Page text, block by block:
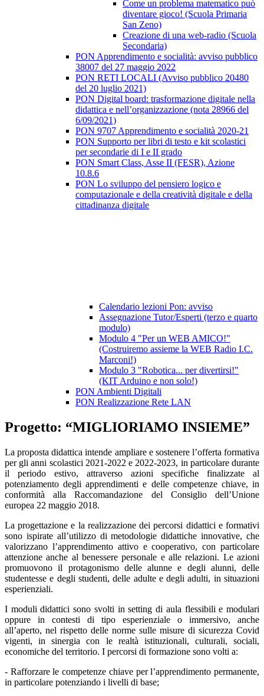
Come un problema matematico può
diventare gioco! (Scuola Primaria
San Zeno)
Creazione di una web-radio (Scuola
Secondaria)
PON Apprendimento e socialità: avviso pubblico
38007 del 27 maggio 2022
PON RETI LOCALI (Avviso pubblico 20480
del 20 luglio 2021)
PON Digital board: trasformazione digitale nella
didattica e nell’organizzazione (nota 28966 del
6/09/2021)
PON 9707 Apprendimento e socialità 2020-21
PON Supporto per libri di testo e kit scolastici
per secondarie di I e II grado
PON Smart Class, Asse II (FESR), Azione
10.8.6
PON Lo sviluppo del pensiero logico e
computazionale e della creatività digitale e della
cittadinanza digitale
Calendario lezioni Pon: avviso
Assegnazione Tutor/Esperti (terzo e quarto
modulo)
Modulo 4 "Per un WEB AMICO!"
(Costruiremo assieme la WEB Radio I.C.
Marconi!)
Modulo 3 "Robotica... per divertirsi!"
(KIT Arduino e non solo!)
PON Ambienti Digitali
PON Realizzazione Rete LAN
Progetto: “MIGLIORIAMO INSIEME”
La proposta didattica intende ampliare e sostenere l’offerta formativa
per gli anni scolastici 2021-2022 e 2022-2023, in particolare durante
il periodo estivo, attraverso azioni specifiche finalizzate al
potenziamento degli apprendimenti e delle competenze chiave, in
conformità alla Raccomandazione del Consiglio dell’Unione
europea 22 maggio 2018.
La progettazione e la realizzazione dei percorsi didattici e formativi
sono ispirate all’utilizzo di metodologie didattiche innovative, che
valorizzano l’apprendimento attivo e cooperativo, con particolare
attenzione anche al benessere personale e alle relazioni. Le azioni
promuovono il protagonismo delle alunne e degli alunni, delle
studentesse e degli studenti, delle adulte e degli adulti, in situazioni
esperienziali.
I moduli didattici sono svolti in setting di aula flessibili e modulari
oppure in contesti di tipo esperienziale o immersivo, anche
all’aperto, nel rispetto delle norme sulle misure di sicurezza Covid
vigenti, in sinergia con le realtà istituzionali, culturali, sociali,
economiche del territorio. I percorsi di formazione sono volti a:
- Rafforzare le competenze chiave per l’apprendimento permanente,
in particolare potenziando i livelli di base;